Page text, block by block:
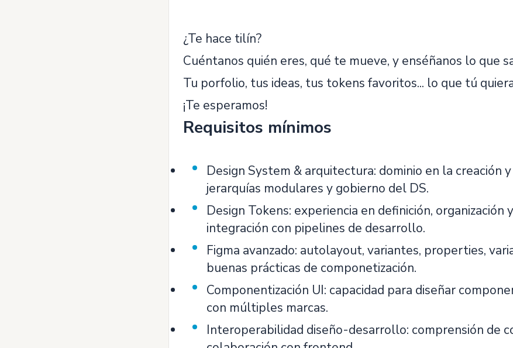
¿Te hace tilín?
Cuéntanos quién eres, qué te mueve, y enséñanos lo que
Tu porfolio, tus ideas, tus tokens favoritos... lo que tú
¡Te esperamos!
Requisitos mínimos
Design System & arquitectura: dominio en la creación
jerarquías modulares y gobierno del DS.
Design Tokens: experiencia en definición,
integración con pipelines de desarrollo.
Figma avanzado: autolayout, variantes, properties,
buenas prácticas de componetización.
Componentización UI: capacidad para diseñar
con múltiples marcas.
Interoperabilidad diseño-desarrollo: comprensión de